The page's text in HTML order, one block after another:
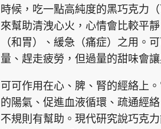
時候，吃一點高純度的黑巧克力
來幫助清洩心火，心情會比較平
（和胃）、緩急（痛症）之用。
量、趕走疲勞，但過量的甜味會
可可作用在心、脾、腎的經絡上
的陽氣、促進血液循環、疏通經
不規則有幫助。現代研究說巧克